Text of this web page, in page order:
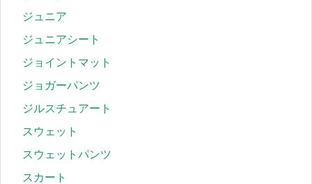
ジュニア
ジュニアシート
ジョイントマット
ジョガーパンツ
ジルスチュアート
スウェット
スウェットパンツ
スカート